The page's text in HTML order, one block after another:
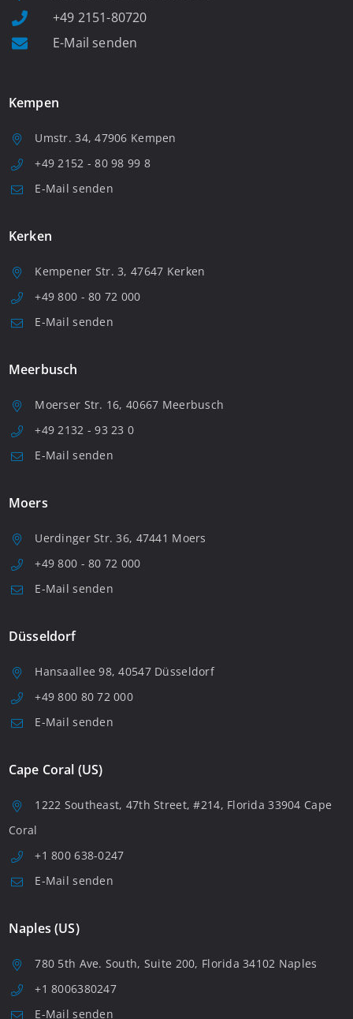
+49 2151-80720
E-Mail senden
Kempen
Umstr. 34, 47906 Kempen
+49 2152 - 80 98 99 8
E-Mail senden
Kerken
Kempener Str. 3, 47647 Kerken
+49 800 - 80 72 000
E-Mail senden
Meerbusch
Moerser Str. 16, 40667 Meerbusch
+49 2132 - 93 23 0
E-Mail senden
Moers
Uerdinger Str. 36, 47441 Moers
+49 800 - 80 72 000
E-Mail senden
Düsseldorf
Hansaallee 98, 40547 Düsseldorf
+49 800 80 72 000
E-Mail senden
Cape Coral (US)
1222 Southeast, 47th Street, #214, Florida 33904 Cape
Coral
+1 800 638-0247
E-Mail senden
Naples (US)
780 5th Ave. South, Suite 200, Florida 34102 Naples
+1 8006380247
E-Mail senden